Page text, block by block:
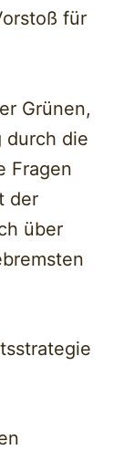
für
Grünen,
durch die
Fragen
der
über